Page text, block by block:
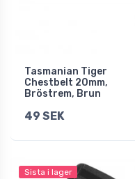
Tasmanian Tiger
Chestbelt 20mm,
Bröstrem, Brun
49 SEK
Sista i lager